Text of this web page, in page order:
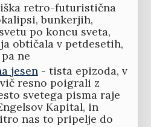
retro-futuristična
bunkerjih,
po koncu sveta,
obtičala v petdesetih,
ne
jesen- tista epizoda, v
resno poigrali z
svetega pisma raje
Kapital, in
nas to pripelje do